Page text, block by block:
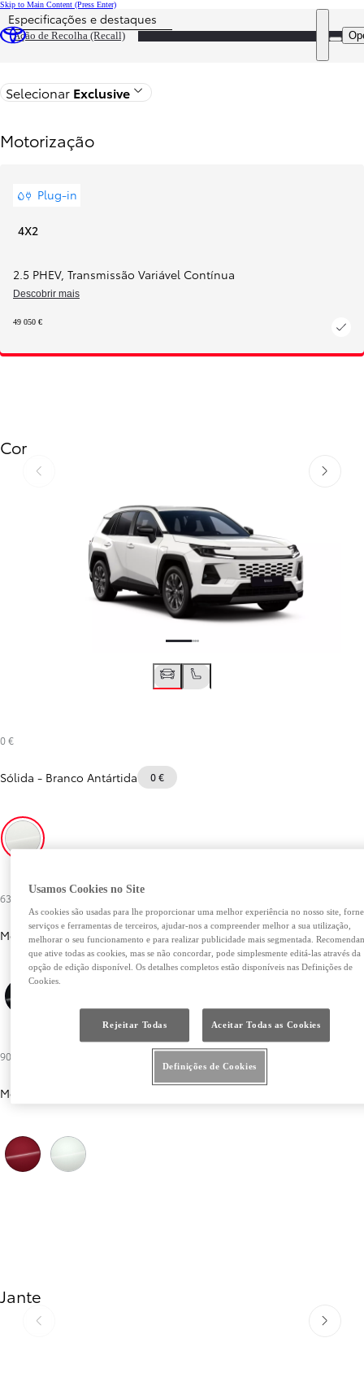
Skip to Main Content (Press Enter)
Ação de Recolha (Recall)
Especificações e destaques
Selecionar Exclusive
Motorização
Plug-in
4X2
2.5 PHEV, Transmissão Variável Contínua
Descobrir mais
49 050 €
Cor
Anterior Próximo
0 €
Sólida - Branco Antártida 0 €
630 €
Metalizada
900 €
Metalizada Especial
Jante
Anterior Próximo
Usamos Cookies no Site
As cookies são usadas para lhe proporcionar uma melhor experiência no nosso site,
serviços e ferramentas de terceiros, ajudar-nos a compreender melhor a sua utilização,
melhorar o seu funcionamento e para realizar publicidade mais segmentada.
que ative todas as cookies, mas se não concordar, pode simplesmente editá-las através da
opção de edição disponível. Os detalhes completos estão disponíveis nas Definições de
Cookies.
Rejeitar Todas Aceitar Todas as Cookies
Definições de Cookies